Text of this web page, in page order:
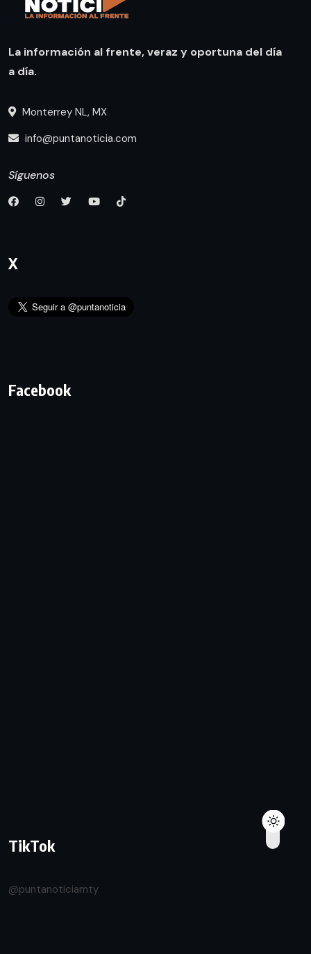
La información al frente, veraz y oportuna del día
a día.
Monterrey NL, MX
info@puntanoticia.com
Síguenos
X
Facebook
TikTok
@puntanoticiamty